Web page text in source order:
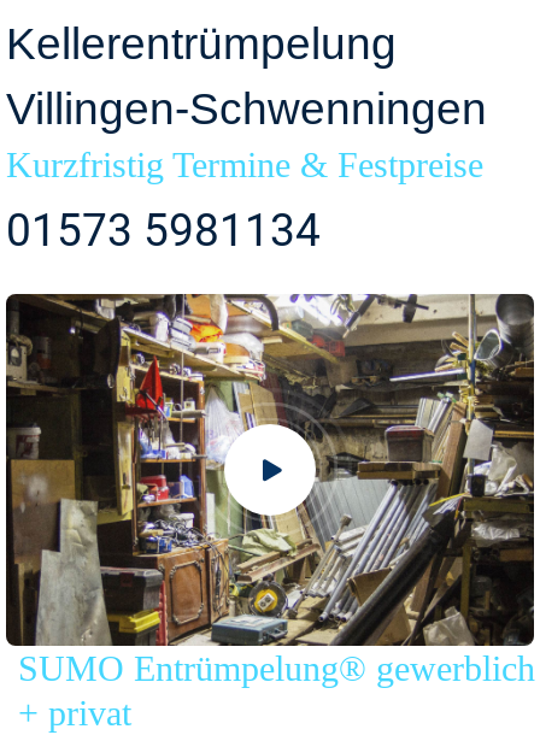
Kellerentrümpelung
Villingen-Schwenningen
Kurzfristig Termine & Festpreise
01573 5981134
SUMO Entrümpelung® gewerblich
+ privat